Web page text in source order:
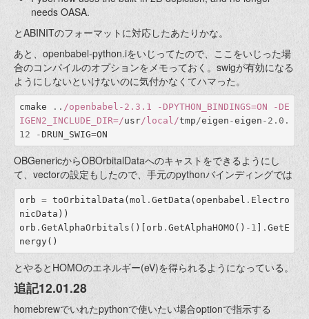
needs OASA.
とABINITのフォーマットに対応したあたりかな。
あと、openbabel-python.iをいじってたので、ここをいじった場
合のコンパイルのオプションをメモっておく。swigが有効になる
ようにしないといけないのに気付かなくてハマった。
cmake .. /openbabel-2.3.1 -DPYTHON_BINDINGS=ON -DE
IGEN2_INCLUDE_DIR=/usr/local/tmp /eigen -eigen - 2.0.
12
-DRUN_SWIG=ON
OBGenericからOBOrbitalDataへのキャストをできるようにし
て、vectorの設定もしたので、手元のpythonバインディングでは
orb = toOrbitalData (mol . GetData ( openbabel . Electro
nicData ))
orb . GetAlphaOrbitals ()[ orb . GetAlphaHOMO () - 1 ] . GetE
nergy()
とやるとHOMOのエネルギー(eV)を得られるようになっている。
追記12.01.28
homebrewでいれたpythonで使いたい場合optionで指示する